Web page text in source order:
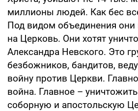
миллионы людей. Как бес
Под видом объединения они
на Церковь. Они хотят
Александра Невского. Это
безбожников, бандитов,
войну против Церкви.
война. Главное –
соборную и апостольскую